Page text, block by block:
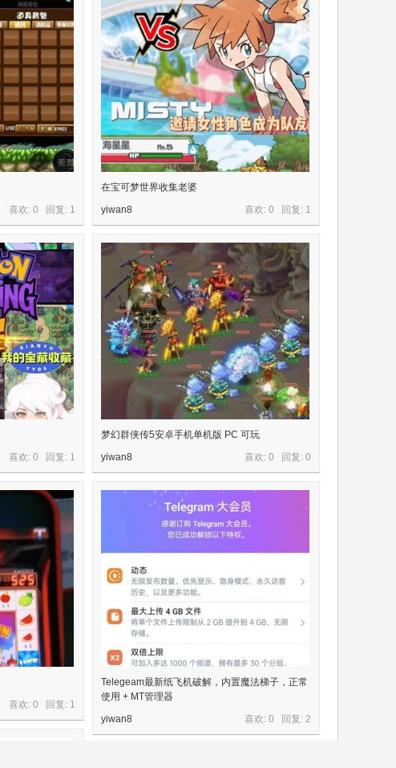
喜欢: 0 回复: 1
在宝可梦世界收集老婆
喜欢: 0 回复: 1
yiwan8
喜欢: 0 回复: 1
梦幻群侠传5安卓手机单机版 PC 可玩
喜欢: 0 回复: 0
yiwan8
喜欢: 0 回复: 1
Telegeam最新纸飞机破解，内置魔法梯子，正常
使用 + MT管理器
喜欢: 0 回复: 2
yiwan8